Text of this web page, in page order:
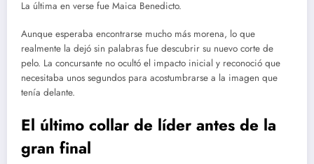
La última en verse fue Maica Benedicto.
Aunque esperaba encontrarse mucho más morena, lo que
realmente la dejó sin palabras fue descubrir su nuevo corte de
pelo. La concursante no ocultó el impacto inicial y reconoció que
necesitaba unos segundos para acostumbrarse a la imagen que
tenía delante.
El último collar de líder antes de la
gran final